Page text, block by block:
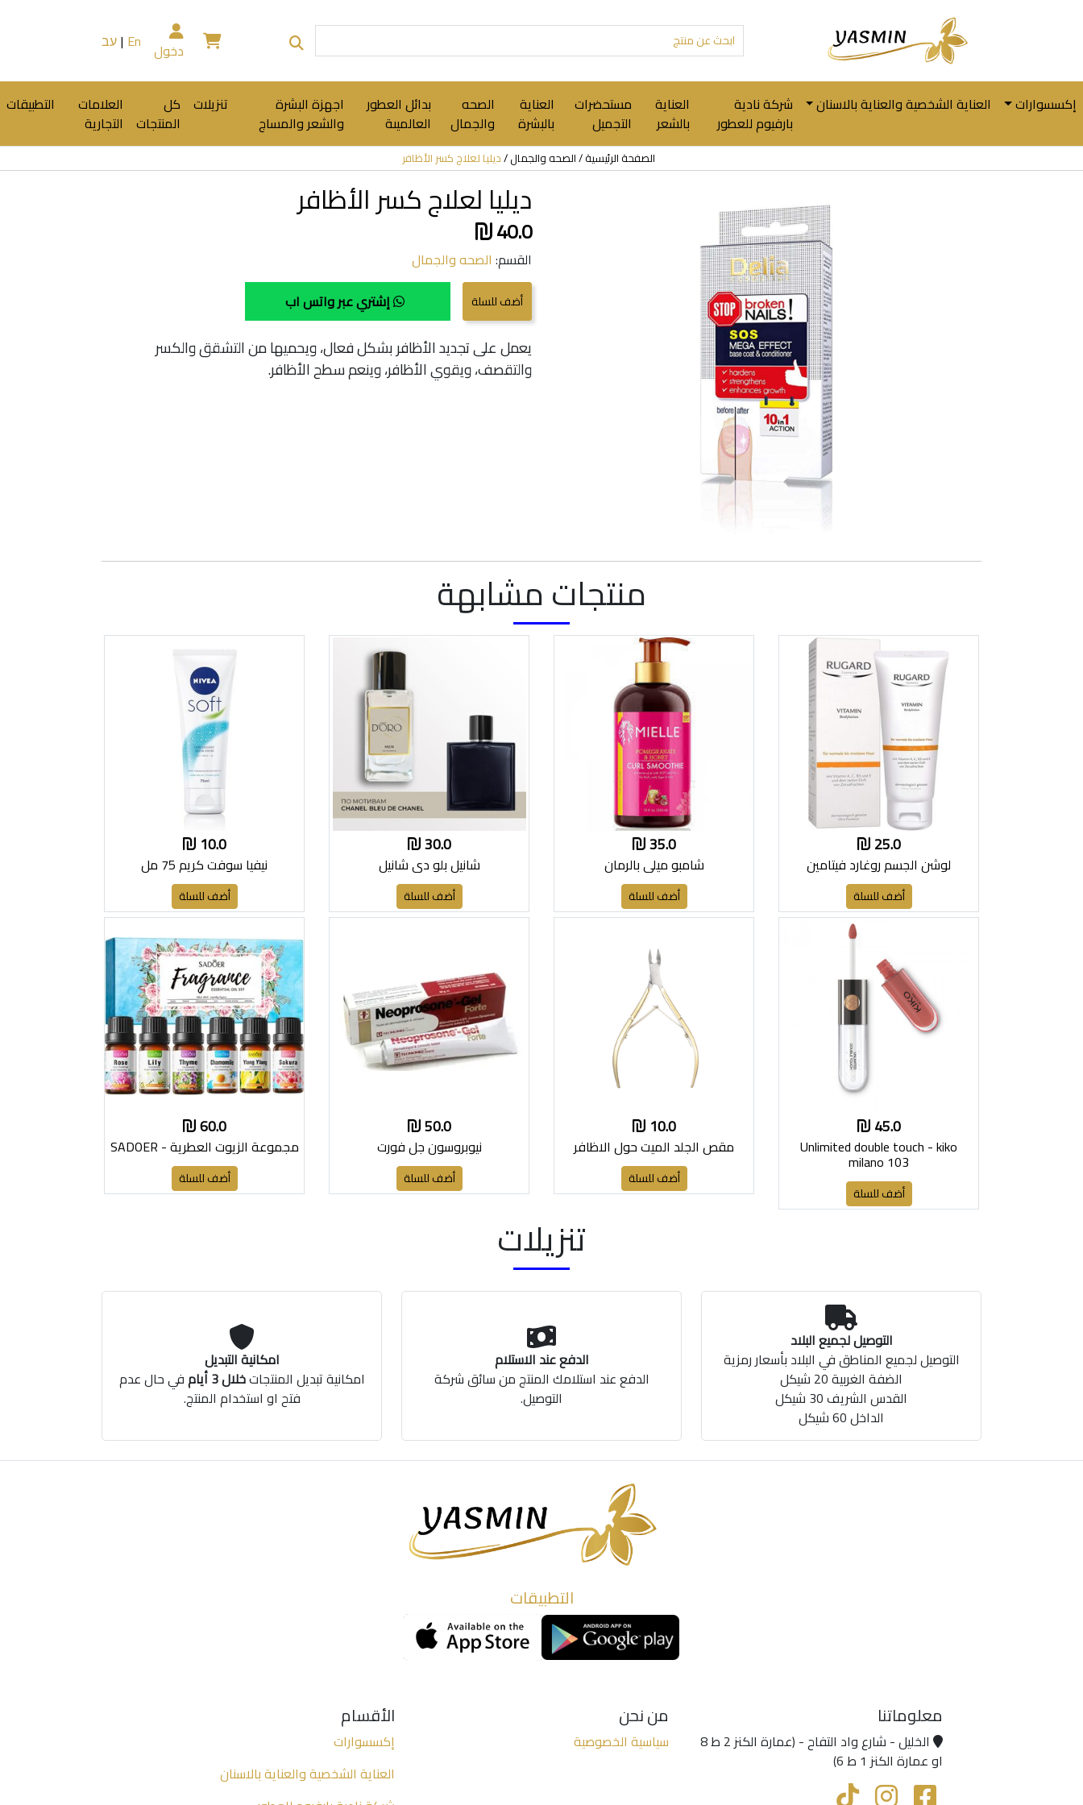
دخول En
|עב
إكسسوارات العناية الشخصية والعناية بالاسنان
شركة نادية
بارفيوم للعطور
العناية
بالشعر
مستحضرات
التجميل
العناية
بالبشرة
الصحه
والجمال
بدائل العطور
العالميىة
اجهزة البشرة
والشعر والمساج
تنزيلات كل
المنتجات
العلامات
التجارية
التطبيقات
الصفحة الرئيسية الصحه والجمال ديليا لعلاج كسر الأظافر
ديليا لعلاج كسر الأظافر
40.0
القسم: الصحه والجمال
إشتري عبر واتس اب
يعمل على تجديد الأظافر بشكل فعال، ويحميها من التشقق والكسر
والتقصف، ويقوي الأظافر، وينعم سطح الأظافر.
منتجات مشابهة
25.0
لوشن الجسم روغارد فيتامين
أضف للسلة
35.0
شامبو ميلي بالرمان
أضف للسلة
30.0
شانيل بلو دي شانيل
أضف للسلة
10.0
نيفيا سوفت كريم 75 مل
أضف للسلة
45.0
Unlimited double touch - kiko
milano 103
أضف للسلة
10.0
مقص الجلد الميت حول الاظافر
أضف للسلة
50.0
نيوبروسون جل فورت
أضف للسلة
60.0
مجموعة الزيوت العطرية - SADOER
أضف للسلة
تنزيلات
التوصيل لجميع البلاد
التوصيل لجميع المناطق في البلاد بأسعار رمزية
الضفة الغربية 20 شيكل
القدس الشريف 30 شيكل
الداخل 60 شيكل
الدفع عند الاستلام
الدفع عند استلامك المنتج من سائق شركة
التوصيل.
امكانية التبديل
امكانية تبديل المنتجاتخلال 3 أيام
في حال عدم
فتح او استخدام المنتج.
التطبيقات
معلوماتنا
الخليل - شارع واد التفاح - (عمارة الكنز 2 ط 8
او عمارة الكنز 1 ط 6)
من نحن
سياسية الخصوصية
الأقسام
إكسسوارات
العناية الشخصية والعناية بالاسنان